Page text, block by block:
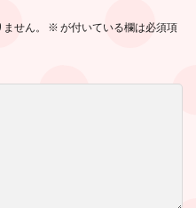
せん。 ※ が付いている欄は必須項